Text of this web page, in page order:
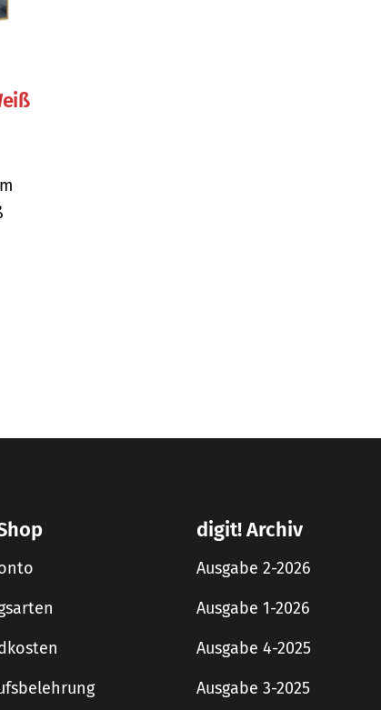
digit! Archiv
Ausgabe 2-2026
Ausgabe 1-2026
Ausgabe 4-2025
Ausgabe 3-2025